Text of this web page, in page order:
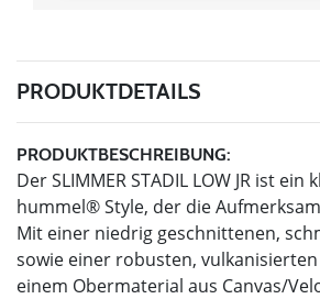
PRODUKTDETAILS
PRODUKTBESCHREIBUNG:
Der SLIMMER STADIL LOW JR ist ein
hummel® Style, der die
Mit einer niedrig geschnittenen,
sowie einer robusten,
einem Obermaterial aus Canvas/